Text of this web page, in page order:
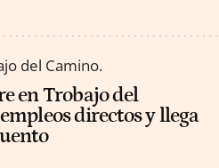
en Trobajo del
directos y llega